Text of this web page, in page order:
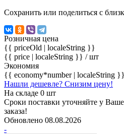
Сохранить или поделиться с
Розничная цена
{{ priceOld | localeString }}
{{ price | localeString }} / шт
Экономия
{{ economy*number | localeString }}
Нашли дешевле? Снизим цену!
На складе 0 шт
Сроки поставки уточняйте у
заказа!
Обновлено 08.08.2026
-